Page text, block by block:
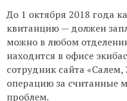
До 1 октября 2018 года
квитанцию — должен
можно в любом
находится в офисе
сотрудник сайта «Салем,
операцию за считанные
проблем.